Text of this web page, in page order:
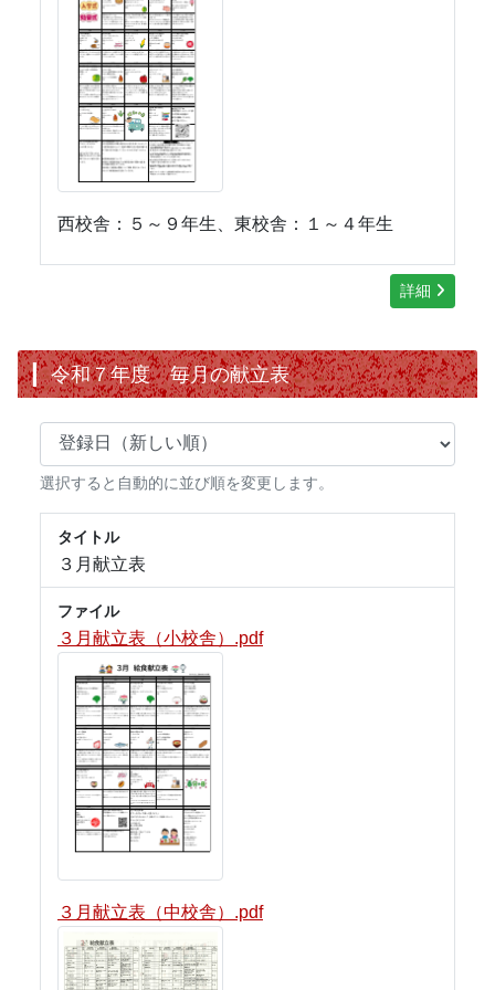
西校舎：５～９年生、東校舎：１～４年生
詳細
令和７年度 毎月の献立表
選択すると自動的に並び順を変更します。
タイトル
３月献立表
ファイル
３月献立表（小校舎）.pdf
３月献立表（中校舎）.pdf